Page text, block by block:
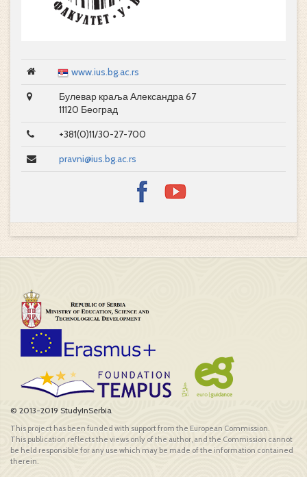
www.ius.bg.ac.rs
Булевар краља Александра 67
11120 Београд
+381(0)11/30-27-700
pravni@ius.bg.ac.rs
© 2013-2019 StudyInSerbia
This project has been funded with support from the European Commission.
This publication reflects the views only of the author, and the Commission cannot
be held responsible for any use which may be made of the information contained
therein.